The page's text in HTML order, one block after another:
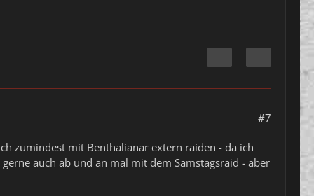
#7
zumindest mit Benthalianar extern raiden - da ich
auch ab und an mal mit dem Samstagsraid - aber